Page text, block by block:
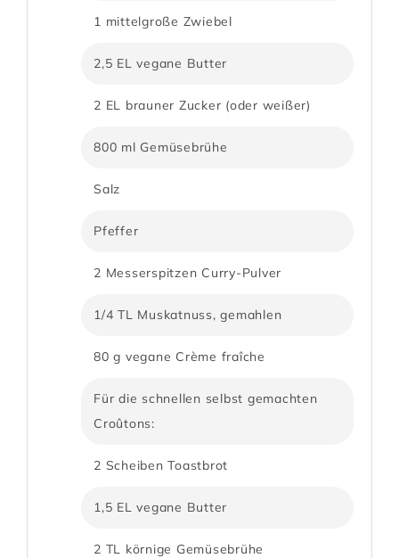
1 mittelgroße Zwiebel
2,5 EL vegane Butter
2 EL brauner Zucker (oder weißer)
800 ml Gemüsebrühe
Salz
Pfeffer
2 Messerspitzen Curry-Pulver
1/4 TL Muskatnuss, gemahlen
80 g vegane Crème fraîche
Für die schnellen selbst gemachten
Croûtons:
2 Scheiben Toastbrot
1,5 EL vegane Butter
2 TL körnige Gemüsebrühe